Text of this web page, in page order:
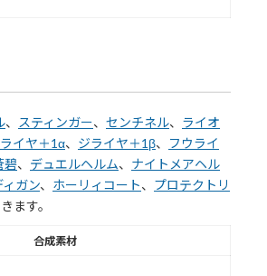
、 スティンガー、 センチネル、 ライオ
イヤ＋1α、 ジライヤ＋1β、
フウライ
碧、 デュエルヘルム、 ナイトメアヘル
ガン、 ホーリィコート、 プロテクトリ
ます。
合成素材